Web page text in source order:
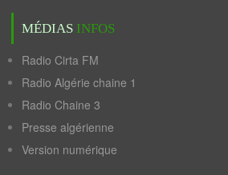
MÉDIAS INFOS
Radio Cirta FM
Radio Algérie chaine 1
Radio Chaine 3
Presse algérienne
Version numérique